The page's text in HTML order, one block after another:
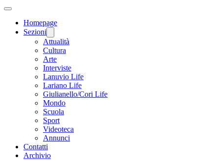
Homepage
Sezioni
Attualità
Cultura
Arte
Interviste
Lanuvio Life
Lariano Life
Giulianello/Cori Life
Mondo
Scuola
Sport
Videoteca
Annunci
Contatti
Archivio